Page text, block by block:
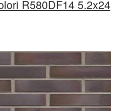
R580DF14 5.2x24